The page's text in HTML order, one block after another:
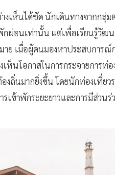
เห็นได้ชัด นักเดินทางจากกลุ่ม
กผ่อนเท่านั้น แต่เพื่อเรียนรู้วัฒ
ย เมื่อผู้คนมองหาประสบการณ์
ห็นโอกาสในการกระจายการท่
ถิ่นมากยิ่งขึ้น โดยนักท่องเที่ยว
ข้าพักระยะยาวและการมีส่วนร่